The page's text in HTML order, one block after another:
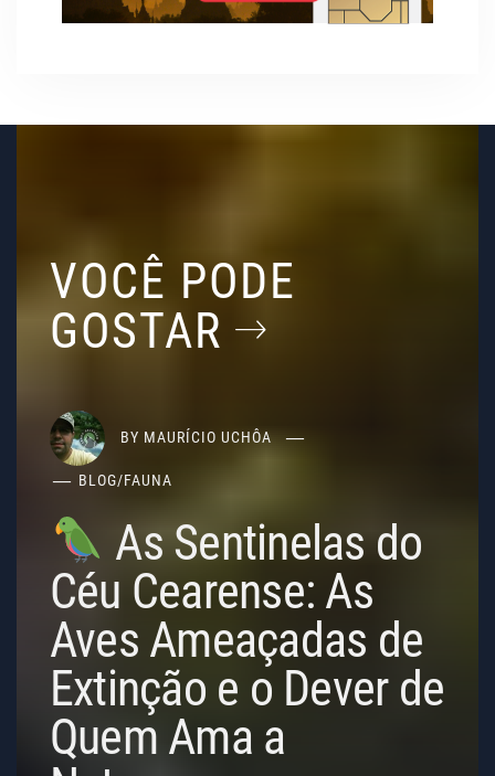
VOCÊ PODE
GOSTAR
BY MAURÍCIO UCHÔA
BLOG/FAUNA
As Sentinelas do
Céu Cearense: As
Aves Ameaçadas de
Extinção e o Dever de
Quem Ama a